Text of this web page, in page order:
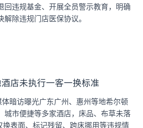
回违规基金、开展全员警示教育，明确
除违规门店医保协议。
店未执行一客一换标准
暗访曝光广东广州、惠州等地希尔顿
城市便捷等多家酒店，床品、布草未落
换表面、标记残留、跨床挪用等违规情